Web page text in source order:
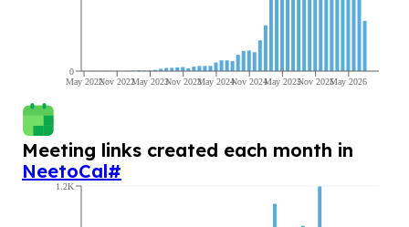
May 2022Nov 2022May 2023Nov 2023May 2024Nov 2024May 2025Nov 2025May 2026
0
Meeting links created each month in
NeetoCal#
1.2K